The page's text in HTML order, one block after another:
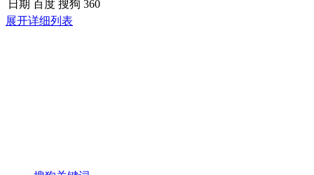
日期 百度 搜狗 360
展开详细列表